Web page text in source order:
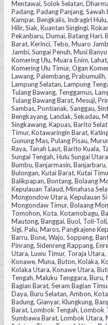
Mentawai, Solok Selatan,
Padang, Padang Panjang,
Kampar, Bengkalis, Indragiri
Hilir, Siak, Kuantan Singingi,
Pekanbaru, Dumai, Batang Hari,
Barat, Kerinci, Tebo, Muaro
Jambi, Sungai Penuh, Musi
Komering Ulu, Muara Enim,
Komering Ulu Timur, Ogan
Lawang, Palembang,
Lampung Selatan, Lampung
Tulang Bawang, Tenggamus,
Tulang Bawang Barat, Mesuji,
Sambas, Pontianak, Sanggau,
Bengkayang, Landak, Sekadau,
Singkawang, Kapuas, Barito
Timur, Kotawaringin Barat,
Gunung Mas, Pulang Pisau,
Raya, Tanah Laut, Barito Kuala,
Sungai Tengah, Hulu Sungai
Bumbu, Banjarmasin,
Bulongan, Kutai Barat, Kutai
Balikpapan, Bontang, Bolaang
Kepulauan Talaud, Minahasa
Mongondow Utara, Kepulauan
Mongondaw Timur, Bolaang
Tomohon, Kota. Kotamobagu,
Mautong, Banggai, Buol, Toli-
Sigi, Palu, Maros, Pangkajene
Barru, Bone, Wajo, Soppeng,
Pinrang, Sidenreng Rappang,
Utara, Luwu Timur, Toraja
Konawe, Muna, Buton, Kolaka,
Kolaka Utara, Konawe Utara,
Tengah, Maluku Tenggara,
Bagian Barat, Seram Bagian
Daya, Buru Selatan, Ambon,
Badung, Gianyar, Klungkung,
Barat, Lombok Tengah, Lombok
Sumbawa Barat, Lombok Utara,